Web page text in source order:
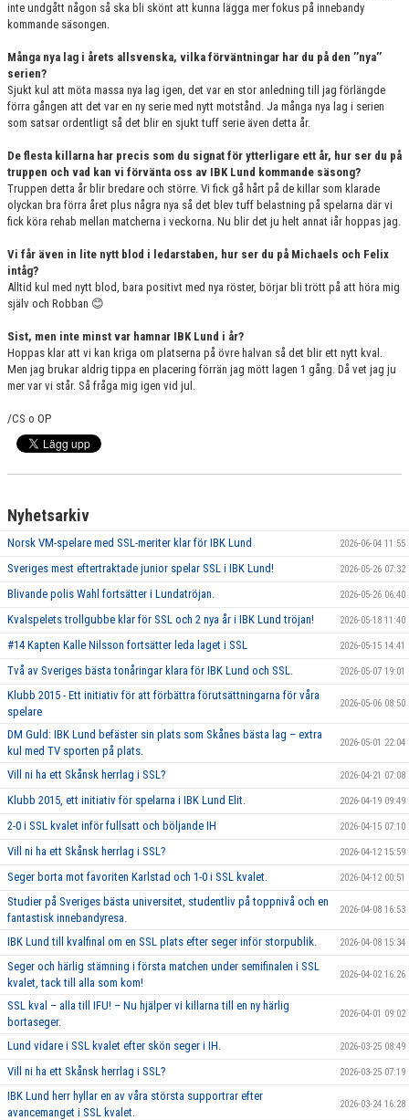
inte undgått någon så ska bli skönt att kunna lägga mer fokus på innebandy
kommande säsongen.
Många nya lag i årets allsvenska, vilka förväntningar har du på den ’’nya’’
serien?
Sjukt kul att möta massa nya lag igen, det var en stor anledning till jag förlängde
förra gången att det var en ny serie med nytt motstånd. Ja många nya lag i serien
som satsar ordentligt så det blir en sjukt tuff serie även detta år.
De flesta killarna har precis som du signat för ytterligare ett år, hur ser du på
truppen och vad kan vi förvänta oss av IBK Lund kommande säsong?
Truppen detta år blir bredare och större. Vi fick gå hårt på de killar som klarade
olyckan bra förra året plus några nya så det blev tuff belastning på spelarna där vi
fick köra rehab mellan matcherna i veckorna. Nu blir det ju helt annat iår hoppas jag.
Vi får även in lite nytt blod i ledarstaben, hur ser du på Michaels och Felix
intåg?
Alltid kul med nytt blod, bara positivt med nya röster, börjar bli trött på att höra mig
själv och Robban 😊
Sist, men inte minst var hamnar IBK Lund i år?
Hoppas klar att vi kan kriga om platserna på övre halvan så det blir ett nytt kval.
Men jag brukar aldrig tippa en placering förrän jag mött lagen 1 gång. Då vet jag ju
mer var vi står. Så fråga mig igen vid jul.
/CS o OP
Nyhetsarkiv
Norsk VM-spelare med SSL-meriter klar för IBK Lund 2026-06-04 11:55
Sveriges mest eftertraktade junior spelar SSL i IBK Lund! 2026-05-26 07:32
Blivande polis Wahl fortsätter i Lundatröjan. 2026-05-26 06:40
Kvalspelets trollgubbe klar för SSL och 2 nya år i IBK Lund tröjan! 2026-05-18 11:40
#14 Kapten Kalle Nilsson fortsätter leda laget i SSL 2026-05-15 14:41
Två av Sveriges bästa tonåringar klara för IBK Lund och SSL. 2026-05-07 19:01
Klubb 2015 - Ett initiativ för att förbättra förutsättningarna för våra
spelare
2026-05-06 08:50
DM Guld: IBK Lund befäster sin plats som Skånes bästa lag – extra
kul med TV sporten på plats.
2026-05-01 22:04
Vill ni ha ett Skånsk herrlag i SSL? 2026-04-21 07:08
Klubb 2015, ett initiativ för spelarna i IBK Lund Elit. 2026-04-19 09:49
2-0 i SSL kvalet inför fullsatt och böljande IH 2026-04-15 07:10
Vill ni ha ett Skånsk herrlag i SSL? 2026-04-12 15:59
Seger borta mot favoriten Karlstad och 1-0 i SSL kvalet. 2026-04-12 00:51
Studier på Sveriges bästa universitet, studentliv på toppnivå och en
fantastisk innebandyresa.
2026-04-08 16:53
IBK Lund till kvalfinal om en SSL plats efter seger inför storpublik. 2026-04-08 15:34
Seger och härlig stämning i första matchen under semifinalen i SSL
kvalet, tack till alla som kom!
2026-04-02 16:26
SSL kval – alla till IFU! – Nu hjälper vi killarna till en ny härlig
bortaseger.
2026-04-01 09:02
Lund vidare i SSL kvalet efter skön seger i IH. 2026-03-25 08:49
Vill ni ha ett Skånsk herrlag i SSL? 2026-03-25 07:19
IBK Lund herr hyllar en av våra största supportrar efter
avancemanget i SSL kvalet.
2026-03-24 16:28